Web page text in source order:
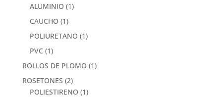
ALUMINIO (1)
CAUCHO (1)
POLIURETANO (1)
PVC (1)
ROLLOS DE PLOMO (1)
ROSETONES (2)
POLIESTIRENO (1)